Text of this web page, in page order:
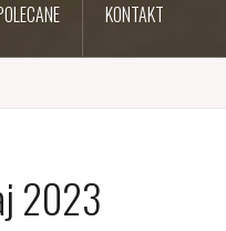
KONTAKT
2023